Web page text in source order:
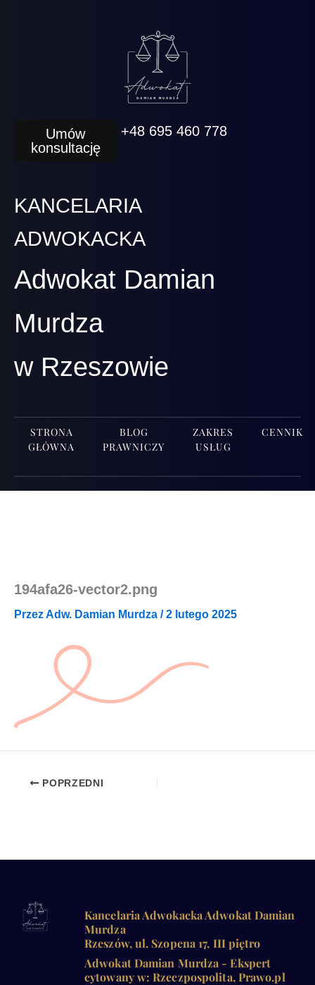
Umów
konsultację
+48 695 460 778
KANCELARIA
ADWOKACKA
Adwokat Damian
Murdza
w Rzeszowie
STRONA
GŁÓWNA
BLOG
PRAWNICZY
ZAKRES
USŁUG
CENNIK
194afa26-vector2.png
PrzezAdw. Damian Murdza /2 lutego 2025
POPRZEDNI
Kancelaria Adwokacka Adwokat Damian
Murdza
Rzeszów, ul. Szopena 17, III piętro
Adwokat Damian Murdza - Ekspert
cytowany w: Rzeczpospolita, Prawo.pl